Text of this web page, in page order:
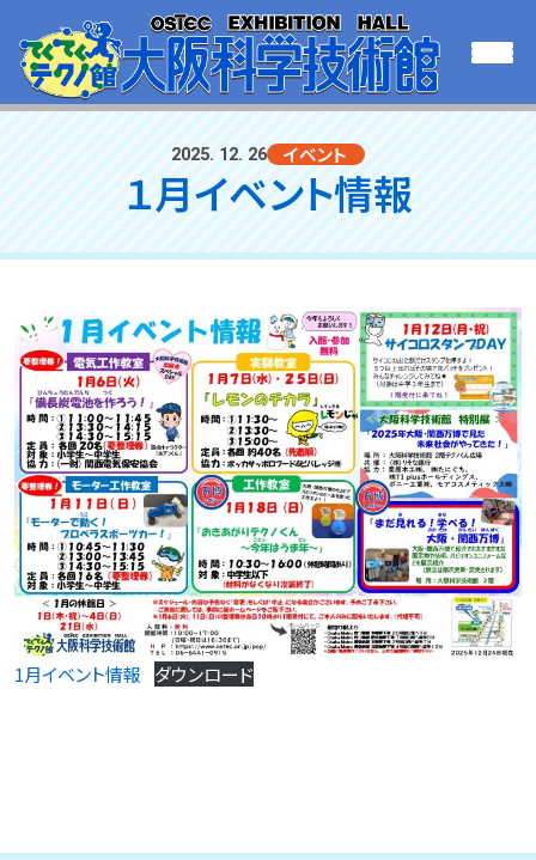
2025. 12. 26 イベント
１月イベント情報
1月イベント情報 ダウンロード